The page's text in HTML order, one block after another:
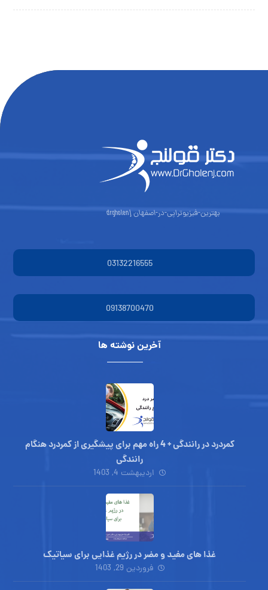
بهترین-فیزیوتراپی-در-اصفهان drgholenj
03132216555
09138700470
آخرین نوشته ها
کمردرد در رانندگی + 4 راه مهم برای پیشگیری از کمردرد هنگام
رانندگی
اردیبهشت 4, 1403
غذا های مفید و مضر در رژیم غذایی برای سیاتیک
فروردین 29, 1403